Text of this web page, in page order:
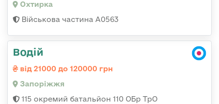
Охтирка
Військова частина А0563
Водій
від 21000 до 120000 грн
Запоріжжя
115 окремий батальйон 110 ОБр ТрО